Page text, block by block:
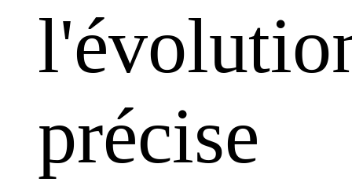
précise